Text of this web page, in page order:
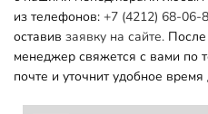
из телефонов: +7 (4212) 68-06-
оставив заявку на сайте. После
менеджер свяжется с вами по
почте и уточнит удобное время